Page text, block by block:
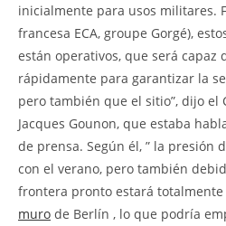
inicialmente para usos militares.
francesa ECA, groupe Gorgé),
están operativos, que será capaz
rápidamente para garantizar la
pero también que el sitio”, dijo el
Jacques Gounon, que estaba
de prensa. Según él, ” la presión
con el verano, pero también
frontera pronto estará totalmente
muro de Berlín , lo que podría